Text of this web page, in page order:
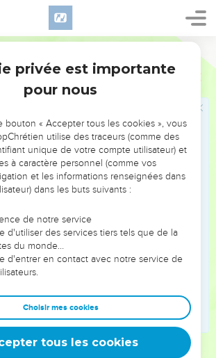
5
qui dirigent bien soient jugés dignes
d’honneur, surtout ceux qui travaillent
l'enseignement.
le grain et : « *L'ouvrier mérite son
deux ou trois témoins.
reprends-les devant tous, afin que les
de la crainte.
Dieu, devant [le Seigneur] Jésus-
par favoritisme.
sur personne avec précipitation et ne
d'autrui. Toi-même, garde-toi pur.
et de tes fréquents malaises.
hommes sont évidents avant
mais chez d'autres ils ne se
la suite.
privée est importante
pour nous
bouton « Accepter tous les cookies », vous
utilise des traceurs (comme des
unique de votre compte utilisateur) et
à caractère personnel (comme vos
et les informations renseignées dans
dans les buts suivants :
de notre service
d'utiliser des services tiers tels que de la
du monde…
d'entrer en contact avec notre service de
Choisir mes cookies
tous les cookies